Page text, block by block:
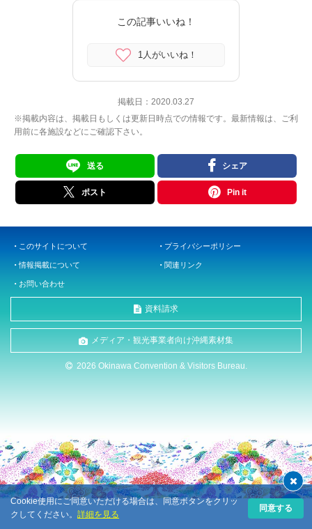
この記事いいね！
1人がいいね！
掲載日： 2020.03.27
※掲載内容は、掲載日もしくは更新日時点での情報です。最新情報は、ご利
用前に各施設などにご確認下さい。
送る シェア
ポスト Pin it
このサイトについて プライバシーポリシー
情報掲載について 関連リンク
お問い合わせ
資料請求
メディア・観光事業者向け沖縄素材集
2026 Okinawa Convention & Visitors Bureau.
Cookie使用にご同意いただける場合は、同意ボタンをクリッ
クしてください。 詳細を見る
同意する